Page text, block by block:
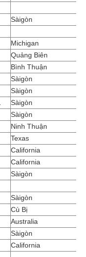
Sàigòn
Michigan
Quảng Biên
Bình Thuận
Sàigòn
Sàigòn
Sàigòn
Sàigòn
Ninh Thuận
Texas
California
California
Sàigòn
Sàigòn
Cù Bị
Australia
Sàigòn
California